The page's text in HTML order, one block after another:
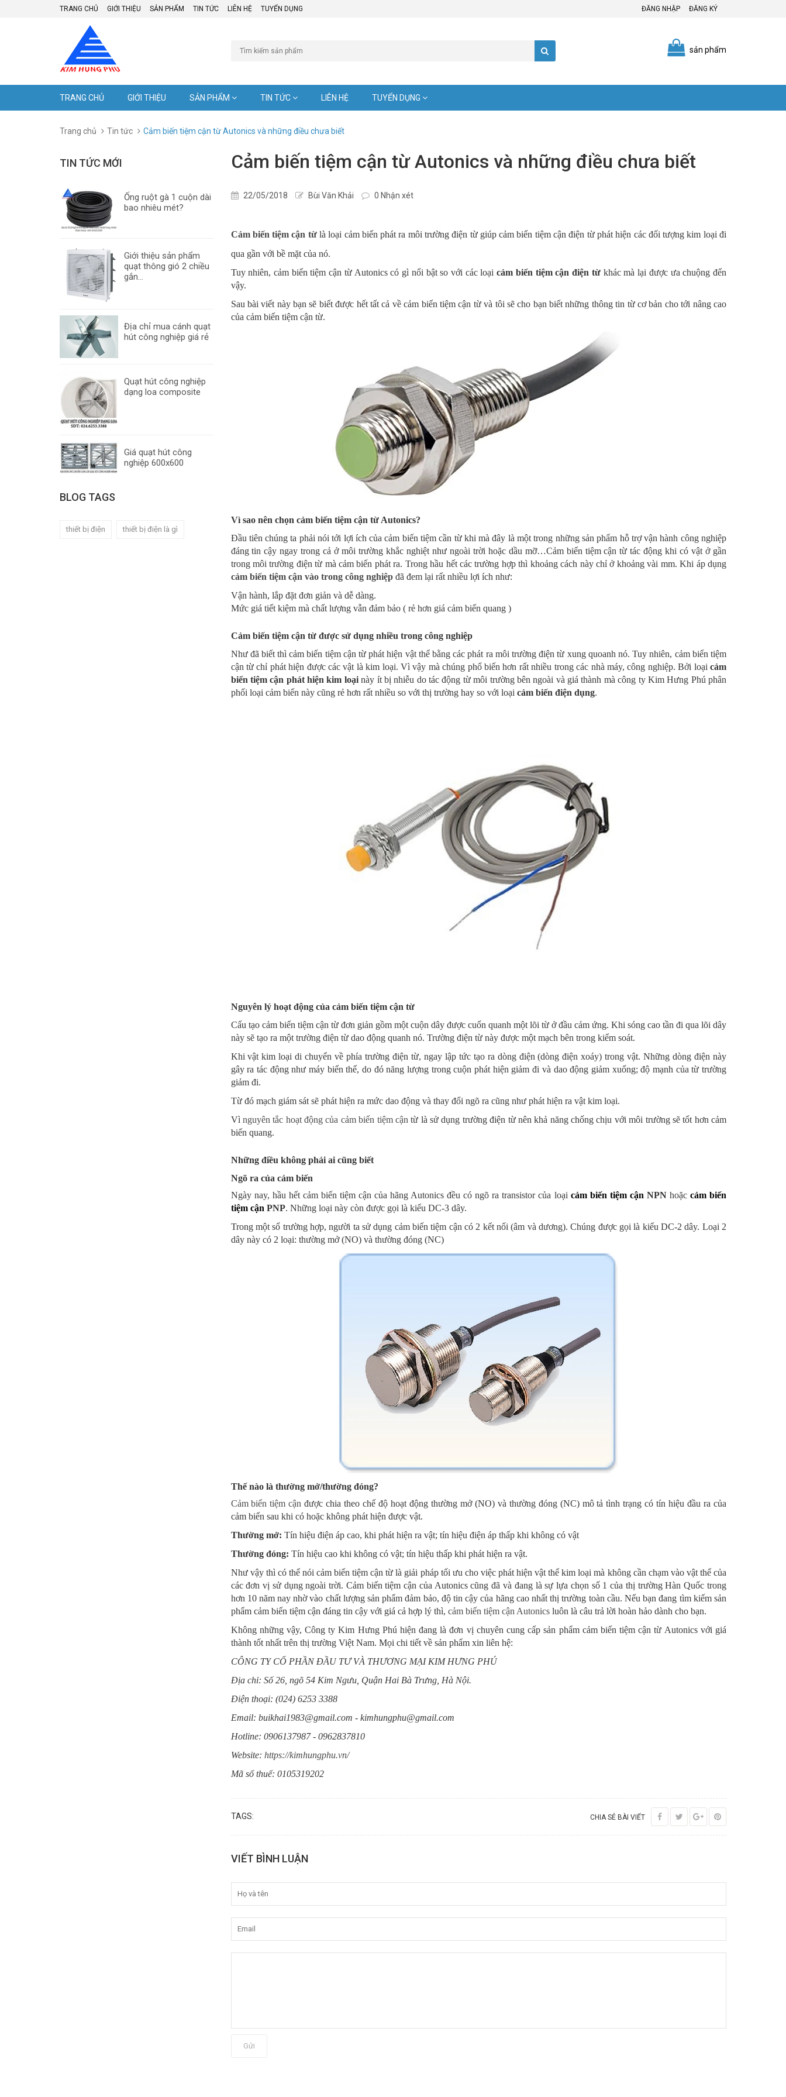
TRANG CHỦ GIỚI THIỆU SẢN PHẨM TIN TỨC LIÊN HỆ TUYỂN DỤNG ĐĂNG NHẬP ĐĂNG KÝ
sản phẩm
TRANG CHỦ GIỚI THIỆU SẢN PHẨM TIN TỨC LIÊN HỆ TUYỂN DỤNG
Trang chủ Tin tức Cảm biến tiệm cận từ Autonics và những điều chưa biết
Cảm biến tiệm cận từ Autonics và những điều chưa biết
22/05/2018 Bùi Văn Khải 0 Nhận xét
Cảm biến tiệm cận từlà loại cảm biến phát ra môi trường điện từ giúp cảm biến tiệm cận điện từ phát hiện các đối tượng kim loại đi
qua gần với bề mặt của nó.
Tuy nhiên, cảm biến tiệm cận từ Autonics có gì nổi bật so với các loạicảm biến tiệm cận điện từ khác mà lại được ưa chuộng đến
vậy.
Sau bài viết này bạn sẽ biết được hết tất cả về cảm biến tiệm cận từ và tôi sẽ cho bạn biết những thông tin từ cơ bản cho tới nâng cao
của cảm biến tiệm cận từ.
Vì sao nên chọn cảm biến tiệm cận từ Autonics?
Đầu tiên chúng ta phải nói tới lợi ích của cảm biến tiệm cần từ khi mà đây là một trong những sản phẩm hỗ trợ vận hành công nghiệp
đáng tin cậy ngay trong cả ở môi trường khắc nghiệt như ngoài trời hoặc dầu mỡ…Cảm biến tiệm cận từ tác động khi có vật ở gần
trong môi trường điện từ mà cảm biến phát ra. Trong hầu hết các trường hợp thì khoảng cách này chỉ ở khoảng vài mm. Khi áp dụng
cảm biến tiệm cận vào trong công nghiệpđã đem lại rất nhiều lợi ích như:
Vận hành, lắp đặt đơn giản và dễ dàng.
Mức giá tiết kiệm mà chất lượng vẫn đảm bảo ( rẻ hơn giá cảm biến quang )
Cảm biến tiệm cận từ được sử dụng nhiều trong công nghiệp
Như đã biết thì cảm biến tiệm cận từ phát hiện vật thể bằng các phát ra môi trường điện từ xung quoanh nó. Tuy nhiên, cảm biến tiệm
cận từ chỉ phát hiện được các vật là kim loại. Vì vậy mà chúng phổ biến hơn rất nhiều trong các nhà máy, công nghiệp. Bởi loại cảm
biến tiệm cận phát hiện kim loạinày ít bị nhiễu do tác động từ môi trường bên ngoài và giá thành mà công ty Kim Hưng Phú phân
phối loại cảm biến này cũng rẻ hơn rất nhiều so với thị trường hay so với loại cảm biến điện dụng.
Nguyên lý hoạt động của cảm biến tiệm cận từ
Cấu tạo cảm biến tiệm cận từ đơn giản gồm một cuộn dây được cuốn quanh một lõi từ ở đầu cảm ứng. Khi sóng cao tần đi qua lõi dây
này sẽ tạo ra một trường điện từ dao động quanh nó. Trường điện từ này được một mạch bên trong kiểm soát.
Khi vật kim loại di chuyển về phía trường điện từ, ngay lập tức tạo ra dòng điện (dòng điện xoáy) trong vật. Những dòng điện này
gây ra tác động như máy biến thế, do đó năng lượng trong cuộn phát hiện giảm đi và dao động giảm xuống; độ mạnh của từ trường
giảm đi.
Từ đó mạch giám sát sẽ phát hiện ra mức dao động và thay đổi ngõ ra cũng như phát hiện ra vật kim loại.
Vì nguyên tắc hoạt động của cảm biến tiệm cận từ là sử dụng trường điện từ nên khả năng chống chịu với môi trường sẽ tốt hơn cảm
biến quang.
Những điều không phải ai cũng biết
Ngõ ra của cảm biến
Ngày nay, hầu hết cảm biến tiệm cận của hãng Autonics đều có ngõ ra transistor của loại cảm biến tiệm cận NPNhoặc cảm biến
tiệm cận PNP. Những loại này còn được gọi là kiểu DC-3 dây.
Trong một số trường hợp, người ta sử dụng cảm biến tiệm cận có 2 kết nối (âm và dương). Chúng được gọi là kiểu DC-2 dây. Loại 2
dây này có 2 loại: thường mở (NO) và thường đóng (NC)
Thế nào là thường mở/thường đóng?
Cảm biến tiệm cận được chia theo chế độ hoạt động thường mở (NO) và thường đóng (NC) mô tả tình trạng có tín hiệu đầu ra của
cảm biến sau khi có hoặc không phát hiện được vật.
Thường mở: Tín hiệu điện áp cao, khi phát hiện ra vật; tín hiệu điện áp thấp khi không có vật
Thường đóng: Tín hiệu cao khi không có vật; tín hiệu thấp khi phát hiện ra vật.
Như vậy thì có thể nói cảm biến tiệm cận từ là giải pháp tối ưu cho việc phát hiện vật thể kim loại mà không cần chạm vào vật thể của
các đơn vị sử dụng ngoài trời. Cảm biến tiệm cận của Autonics cũng đã và đang là sự lựa chọn số 1 của thị trường Hàn Quốc trong
hơn 10 năm nay nhờ vào chất lượng sản phẩm đảm bảo, độ tin cậy của hãng cao nhất thị trường toàn cầu. Nếu bạn đang tìm kiếm sản
phẩm cảm biến tiệm cận đáng tin cậy với giá cả hợp lý thì, cảm biến tiệm cận Autonicsluôn là câu trả lời hoàn hảo dành cho bạn.
Không những vậy, Công ty Kim Hưng Phú hiện đang là đơn vị chuyên cung cấp sản phẩm cảm biến tiệm cận từ Autonics với giá
thành tốt nhất trên thị trường Việt Nam. Mọi chi tiết về sản phẩm xin liên hệ:
CÔNG TY CỔ PHẦN ĐẦU TƯ VÀ THƯƠNG MẠI KIM HƯNG PHÚ
Địa chỉ: Số 26, ngõ 54 Kim Ngưu, Quận Hai Bà Trưng, Hà Nội.
Điện thoại: (024) 6253 3388
Email: buikhai1983@gmail.com - kimhungphu@gmail.com
Hotline: 0906137987 - 0962837810
Website: https://kimhungphu.vn/
Mã số thuế: 0105319202
TAGS: CHIA SẺ BÀI VIẾT
VIẾT BÌNH LUẬN
Gửi
TIN TỨC MỚI
Ống ruột gà 1 cuộn dài
bao nhiêu mét?
Giới thiệu sản phẩm
quạt thông gió 2 chiều
gắn...
Địa chỉ mua cánh quạt
hút công nghiệp giá rẻ
Quạt hút công nghiệp
dạng loa composite
Giá quạt hút công
nghiệp 600x600
BLOG TAGS
thiết bị điện thiết bị điện là gì